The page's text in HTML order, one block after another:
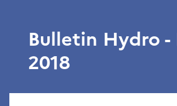
Bulletin Hydro -
2018